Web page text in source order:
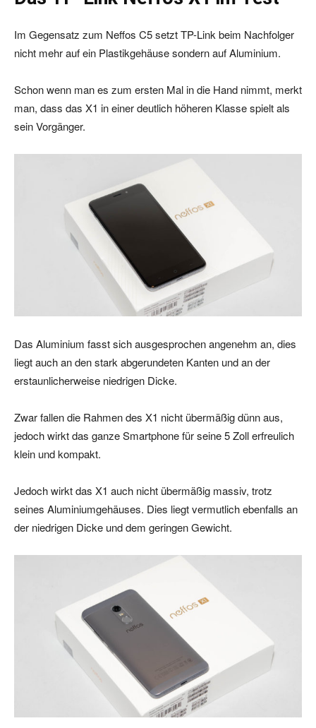
Im Gegensatz zum Neffos C5 setzt TP-Link beim Nachfolger
nicht mehr auf ein Plastikgehäuse sondern auf Aluminium.
Schon wenn man es zum ersten Mal in die Hand nimmt, merkt
man, dass das X1 in einer deutlich höheren Klasse spielt als
sein Vorgänger.
Das Aluminium fasst sich ausgesprochen angenehm an, dies
liegt auch an den stark abgerundeten Kanten und an der
erstaunlicherweise niedrigen Dicke.
Zwar fallen die Rahmen des X1 nicht übermäßig dünn aus,
jedoch wirkt das ganze Smartphone für seine 5 Zoll erfreulich
klein und kompakt.
Jedoch wirkt das X1 auch nicht übermäßig massiv, trotz
seines Aluminiumgehäuses. Dies liegt vermutlich ebenfalls an
der niedrigen Dicke und dem geringen Gewicht.